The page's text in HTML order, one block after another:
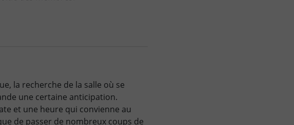
la recherche de la salle où se
une certaine anticipation.
et une heure qui convienne au
de passer de nombreux coups de